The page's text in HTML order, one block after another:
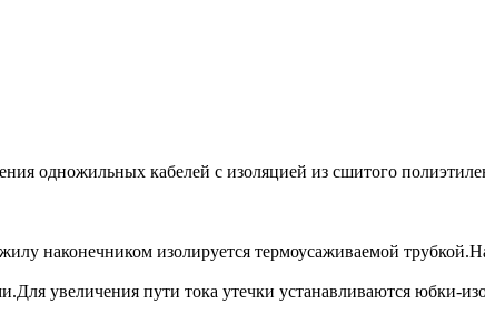
одножильных кабелей с изоляцией из сшитого
наконечником изолируется термоусаживаемой
увеличения пути тока утечки устанавливаются юбки-